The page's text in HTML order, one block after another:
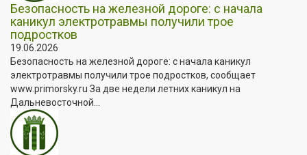
Безопасность на железной дороге: с начала
каникул электротравмы получили трое
подростков
19.06.2026
Безопасность на железной дороге: с начала каникул
электротравмы получили трое подростков, сообщает
www.primorsky.ru За две недели летних каникул на
Дальневосточной...